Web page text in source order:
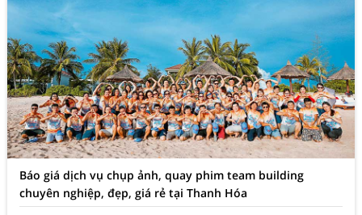
Báo giá dịch vụ chụp ảnh, quay phim team building
chuyên nghiệp, đẹp, giá rẻ tại Thanh Hóa